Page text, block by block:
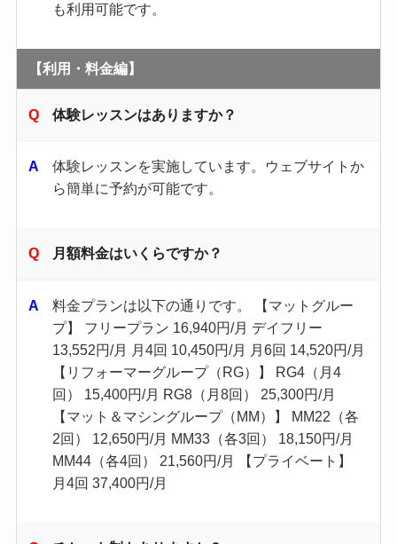
も利用可能です。
【利用・料金編】
体験レッスンはありますか？
体験レッスンを実施しています。​ウェブサイトか
ら簡単に予約が可能です。
月額料金はいくらですか？
料金プランは以下の通りです。 【マットグルー
プ】 フリープラン 16,940円/月 デイフリー
13,552円/月 月4回 10,450円/月 月6回 14,520円/月
【リフォーマーグループ（RG）】 RG4（月4
回） 15,400円/月 RG8（月8回） 25,300円/月
【マット＆マシングループ（MM）】 MM22（各
2回） 12,650円/月 MM33（各3回） 18,150円/月
MM44（各4回） 21,560円/月 【プライベート】
月4回 37,400円/月